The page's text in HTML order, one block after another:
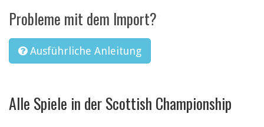
Probleme mit dem Import?
Ausführliche Anleitung
Alle Spiele in der Scottish Championship